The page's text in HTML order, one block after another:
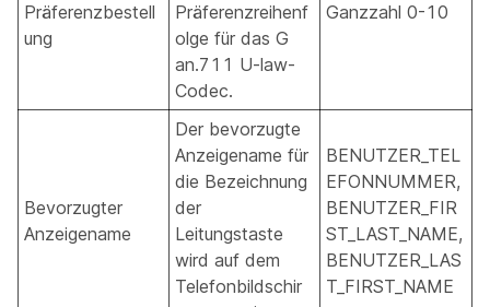
Präferenzbestell
ung
Präferenzreihenf
olge für das G
an.711 U-law-
Codec.
Ganzzahl 0-10
Bevorzugter
Anzeigename
Der bevorzugte
Anzeigename für
die Bezeichnung
der
Leitungstaste
wird auf dem
Telefonbildschir
BENUTZER_TEL
EFONNUMMER,
BENUTZER_FIR
ST_LAST_NAME,
BENUTZER_LAS
T_FIRST_NAME